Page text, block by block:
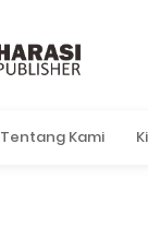
Tentang Kami